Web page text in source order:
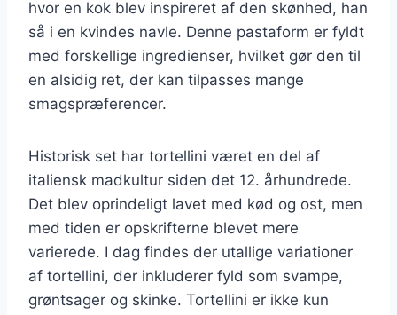
hvor en kok blev inspireret af den skønhed, han
så i en kvindes navle. Denne pastaform er fyldt
med forskellige ingredienser, hvilket gør den til
en alsidig ret, der kan tilpasses mange
smagspræferencer.
Historisk set har tortellini været en del af
italiensk madkultur siden det 12. århundrede.
Det blev oprindeligt lavet med kød og ost, men
med tiden er opskrifterne blevet mere
varierede. I dag findes der utallige variationer
af tortellini, der inkluderer fyld som svampe,
grøntsager og skinke. Tortellini er ikke kun